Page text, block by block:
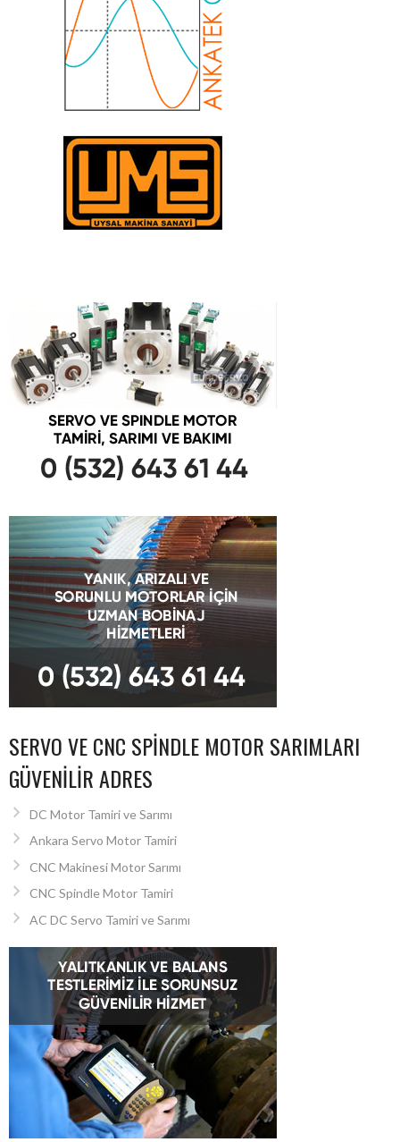
SERVO VE CNC SPINDLE MOTOR SARIMLARI
GÜVENILIR ADRES
DC Motor Tamiri ve Sarımı
Ankara Servo Motor Tamiri
CNC Makinesi Motor Sarımı
CNC Spindle Motor Tamiri
AC DC Servo Tamiri ve Sarımı